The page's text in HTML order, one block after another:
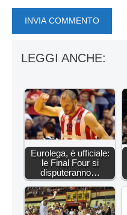
LEGGI ANCHE:
Eurolega, è ufficiale:
le Final Four si
disputeranno…